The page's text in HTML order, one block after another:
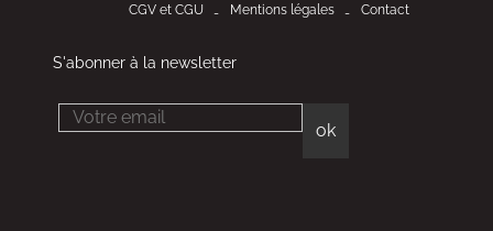
CGV et CGU Mentions légales Contact
S'abonner à la newsletter